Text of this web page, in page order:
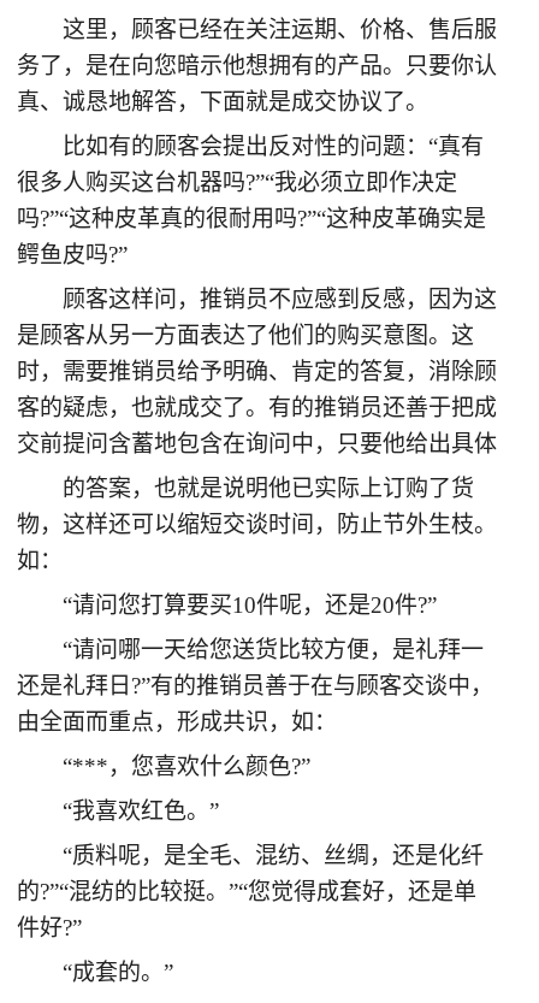
这里，顾客已经在关注运期、价格、售后服
务了，是在向您暗示他想拥有的产品。只要你认
真、诚恳地解答，下面就是成交协议了。
比如有的顾客会提出反对性的问题：“真有
很多人购买这台机器吗?”“我必须立即作决定
吗?”“这种皮革真的很耐用吗?”“这种皮革确实是
鳄鱼皮吗?”
顾客这样问，推销员不应感到反感，因为这
是顾客从另一方面表达了他们的购买意图。这
时，需要推销员给予明确、肯定的答复，消除顾
客的疑虑，也就成交了。有的推销员还善于把成
交前提问含蓄地包含在询问中，只要他给出具体
的答案，也就是说明他已实际上订购了货
物，这样还可以缩短交谈时间，防止节外生枝。
如：
“请问您打算要买10件呢，还是20件?”
“请问哪一天给您送货比较方便，是礼拜一
还是礼拜日?”有的推销员善于在与顾客交谈中，
由全面而重点，形成共识，如：
“***，您喜欢什么颜色?”
“我喜欢红色。”
“质料呢，是全毛、混纺、丝绸，还是化纤
的?”“混纺的比较挺。”“您觉得成套好，还是单
件好?”
“成套的。”